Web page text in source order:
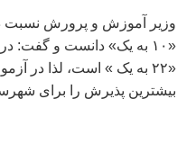
وزير آموزش و پرورش نسبت
«۱۰ به يک» دانست و گفت:
بيشترين پذيرش را برای شهرستان های